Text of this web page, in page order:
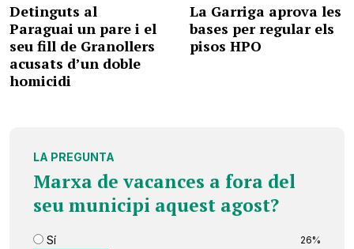
Detinguts al
Paraguai un pare i el
seu fill de Granollers
acusats d’un doble
homicidi
La Garriga aprova les
bases per regular els
pisos HPO
LA PREGUNTA
Marxa de vacances a fora del
seu municipi aquest agost?
Sí 26%